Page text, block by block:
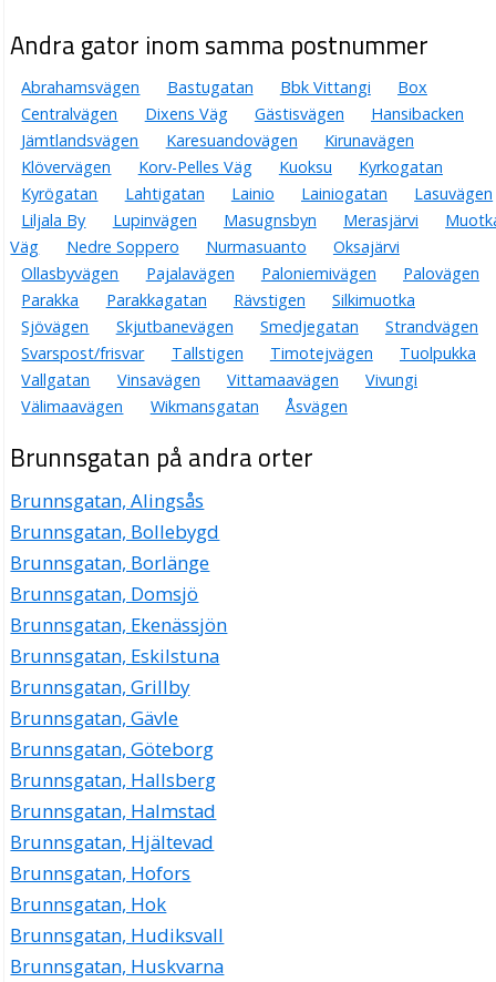
Andra gator inom samma postnummer
Abrahamsvägen Bastugatan Bbk Vittangi
Box
Centralvägen
Dixens Väg Gästisvägen
Hansibacken
Jämtlandsvägen
Karesuandovägen
Kirunavägen
Klövervägen
Korv-Pelles Väg Kuoksu
Kyrkogatan
Kyrögatan
Lahtigatan Lainio Lainiogatan
Lasuvägen
Liljala By
Lupinvägen Masugnsbyn Merasjärvi
Väg
Nedre Soppero Nurmasuanto
Oksajärvi
Ollasbyvägen
Pajalavägen Paloniemivägen
Palovägen
Parakka
Parakkagatan Rävstigen
Silkimuotka
Sjövägen
Skjutbanevägen Smedjegatan
Strandvägen
Svarspost/frisvar
Tallstigen Timotejvägen
Tuolpukka
Vallgatan
Vinsavägen Vittamaavägen
Vivungi
Välimaavägen
Wikmansgatan Åsvägen
Brunnsgatan på andra orter
Brunnsgatan, Alingsås
Brunnsgatan, Bollebygd
Brunnsgatan, Borlänge
Brunnsgatan, Domsjö
Brunnsgatan, Ekenässjön
Brunnsgatan, Eskilstuna
Brunnsgatan, Grillby
Brunnsgatan, Gävle
Brunnsgatan, Göteborg
Brunnsgatan, Hallsberg
Brunnsgatan, Halmstad
Brunnsgatan, Hjältevad
Brunnsgatan, Hofors
Brunnsgatan, Hok
Brunnsgatan, Hudiksvall
Brunnsgatan, Huskvarna